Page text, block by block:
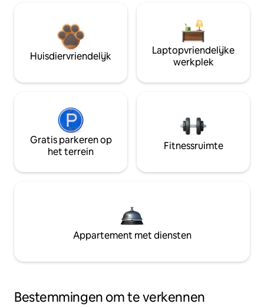
Huisdiervriendelijk
Laptopvriendelijke
werkplek
Gratis parkeren op
het terrein
Fitnessruimte
Appartement met diensten
Bestemmingen om te verkennen